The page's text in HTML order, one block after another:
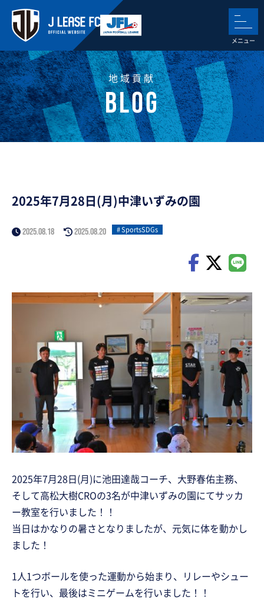
地域貢献
2025年7月28日(月)中津いずみの園
2025.08.18 2025.08.20 SportsSDGs
2025年7月28日(月)に池田達哉コーチ、大野春佑主務、
そして高松大樹CROの3名が中津いずみの園にてサッカ
ー教室を行いました！！
当日はかなりの暑さとなりましたが、元気に体を動かし
ました！
1人1つボールを使った運動から始まり、リレーやシュー
トを行い、最後はミニゲームを行いました！！